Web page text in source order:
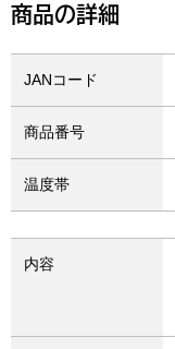
商品の詳細
JANコード
商品番号
温度帯
内容